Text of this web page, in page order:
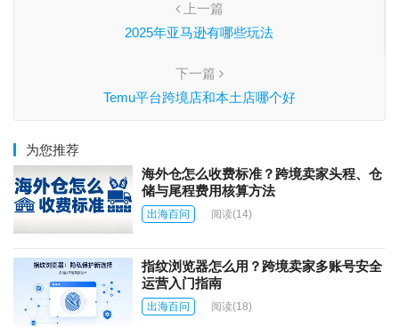
上一篇
2025年亚马逊有哪些玩法
下一篇
Temu平台跨境店和本土店哪个好
为您推荐
海外仓怎么收费标准？跨境卖家头程、仓
储与尾程费用核算方法
出海百问 阅读(14)
指纹浏览器怎么用？跨境卖家多账号安全
运营入门指南
出海百问 阅读(18)